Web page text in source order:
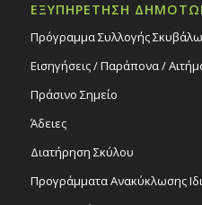
ΕΞΥΠΗΡΕΤΗΣΗ
Πρόγραμμα Συλλογής
Εισηγήσεις / Παράπονα /
Πράσινο Σημείο
Άδειες
Διατήρηση Σκύλου
Προγράμματα Ανακύκλωσης